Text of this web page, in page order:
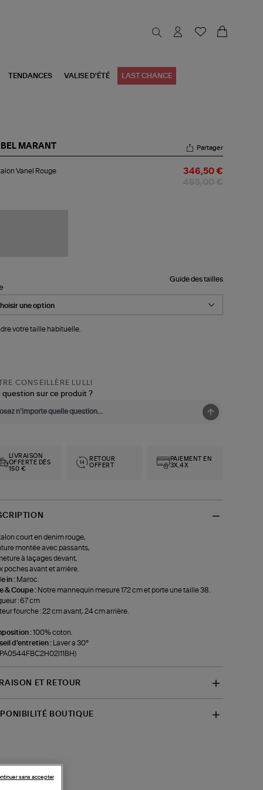
TENDANCES VALISE D'ÉTÉ LAST CHANCE
MARANT Partager
Vanel Rouge 346,50 €
Guide des tailles
votre taille habituelle.
CONSEILLÈRE LULLI
question sur ce produit ?
LIVRAISON
OFFERTE DÈS
150 €
RETOUR
OFFERT
PAIEMENT EN
3X,4X
court en denim rouge,
montée avec passants,
à laçages devant,
poches avant et arrière.
in : Maroc.
& Coupe : Notre mannequin mesure 172 cm et porte une taille 38.
: 67 cm
fourche : 22 cm avant, 24 cm arrière.
:100% coton.
d'entretien :
Laver a 30°
ET RETOUR
BOUTIQUE
sans accepter